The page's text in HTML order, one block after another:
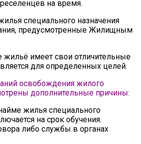
на время.
специального назначения
предусмотренные Жилищным
жильё имеет свои отличительные
для определенных целей.
освобождения жилого
дополнительные причины:
жилья специального
на срок обучения.
либо службы в органах